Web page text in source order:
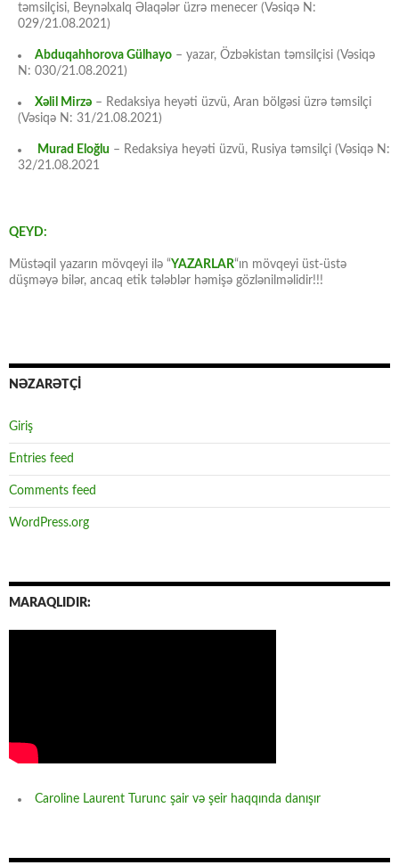
təmsilçisi, Beynəlxalq Əlaqələr üzrə menecer (Vəsiqə N:
029/21.08.2021)
Abduqahhorova Gülhayo – yazar, Özbəkistan təmsilçisi (Vəsiqə
N: 030/21.08.2021)
Xəlil Mirzə – Redaksiya heyəti üzvü, Aran bölgəsi üzrə təmsilçi
(Vəsiqə N: 31/21.08.2021)
Murad Eloğlu – Redaksiya heyəti üzvü, Rusiya təmsilçi (Vəsiqə N:
32/21.08.2021
QEYD:
Müstəqil yazarın mövqeyi ilə “YAZARLAR“ın mövqeyi üst-üstə
düşməyə bilər, ancaq etik tələblər həmişə gözlənilməlidir!!!
NƏZARƏTÇİ
Giriş
Entries feed
Comments feed
WordPress.org
MARAQLIDIR:
Caroline Laurent Turunc şair və şeir haqqında danışır